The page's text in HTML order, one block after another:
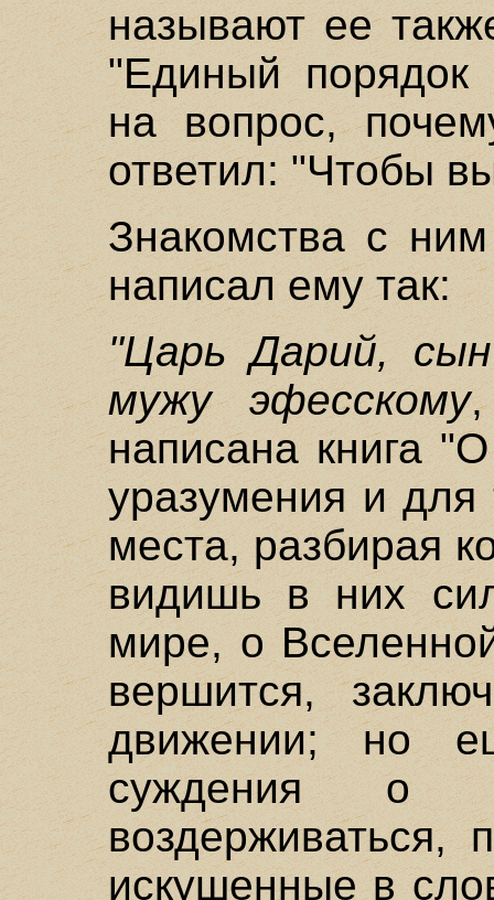
называют ее
"Единый порядок
на вопрос,
ответил: "Чтобы
Знакомства с
написал ему так:
"Царь Дарий,
мужу эфесскому
написана книга
уразумения и для
места, разбирая
видишь в них
мире, о
вершится,
движении; но
суждения о
искушенные в